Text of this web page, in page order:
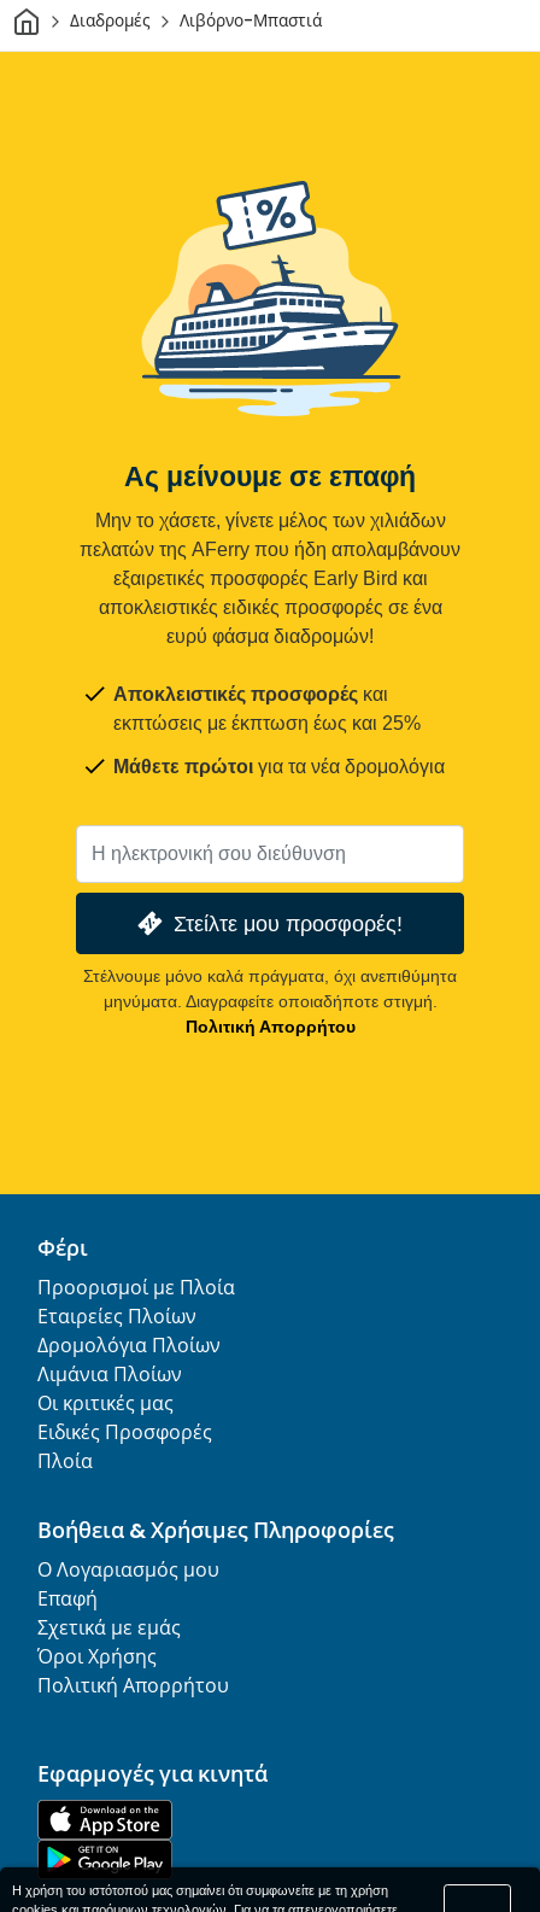
ΣπίτιΔιαδρομές Λιβόρνο-Μπαστιά
Ας μείνουμε σε επαφή
Μην το χάσετε, γίνετε μέλος των χιλιάδων
πελατών της AFerry που ήδη απολαμβάνουν
εξαιρετικές προσφορές Early Bird και
αποκλειστικές ειδικές προσφορές σε ένα
ευρύ φάσμα διαδρομών!
Αποκλειστικές προσφορές και
εκπτώσεις με έκπτωση έως και 25%
Μάθετε πρώτοι για τα νέα δρομολόγια
Στείλτε μου προσφορές!
Στέλνουμε μόνο καλά πράγματα, όχι ανεπιθύμητα
μηνύματα. Διαγραφείτε οποιαδήποτε στιγμή.
Πολιτική Απορρήτου
Φέρι
Προορισμοί με Πλοία
Εταιρείες Πλοίων
Δρομολόγια Πλοίων
Λιμάνια Πλοίων
Οι κριτικές μας
Ειδικές Προσφορές
Πλοία
Βοήθεια & Χρήσιμες Πληροφορίες
Ο Λογαριασμός μου
Επαφή
Σχετικά με εμάς
Όροι Χρήσης
Πολιτική Απορρήτου
Εφαρμογές για κινητά
Η χρήση του ιστότοπού μας σημαίνει ότι συμφωνείτε με τη χρήση